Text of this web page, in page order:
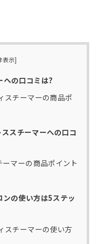
表示]
への口コミは?
スチーマーの商品ポ
スチーマーへの口コ
マーの商品ポイント
ンの使い方は5ステッ
スチーマーの使い方